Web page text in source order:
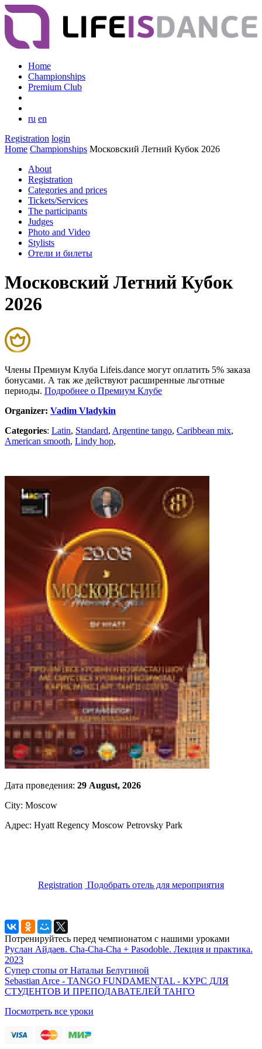
Home
Championships
Premium Club
ru en
Registration login
Home Championships Московский Летний Кубок 2026
About
Registration
Categories and prices
Tickets/Services
The participants
Judges
Photo and Video
Stylists
Отели и билеты
Московский Летний Кубок
2026
Члены Премиум Клуба Lifeis.dance могут оплатить 5% заказа
бонусами. А так же действуют расширенные льготные
периоды. Подробнее о Премиум Клубе
Organizer: Vadim Vladykin
Categories: Latin, Standard, Argentine tango, Caribbean mix,
American smooth, Lindy hop,
Дата проведения: 29 August, 2026
City: Moscow
Адрес: Hyatt Regency Moscow Petrovsky Park
Registration Подобрать отель для мероприятия
Потренируйтесь перед чемпионатом с нашими уроками
Руслан Айдаев. Cha-Cha-Cha + Pasodoble. Лекция и практика.
2023
Супер стопы от Натальи Белугиной
Sebastian Arce - TANGO FUNDAMENTAL - КУРС ДЛЯ
СТУДЕНТОВ И ПРЕПОДАВАТЕЛЕЙ ТАНГО
Посмотреть все уроки